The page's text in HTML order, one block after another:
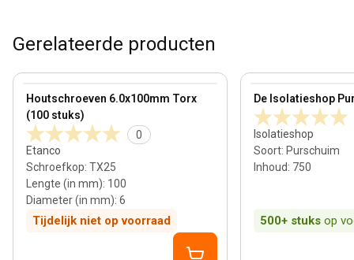
Gerelateerde producten
Houtschroeven 6.0x100mm Torx
(100 stuks)
0
Etanco
Schroefkop: TX25
Lengte (in mm): 100
Diameter (in mm): 6
Tijdelijk niet op voorraad
View product De Isolatieshop
Isolatieshop
Soort: Purschuim
Inhoud: 750
500+ stuks op
View product